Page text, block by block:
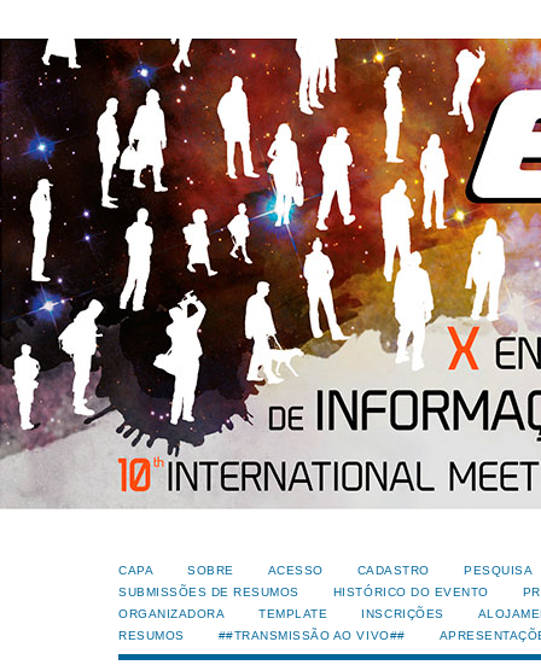
CAPA SOBRE ACESSO CADASTRO
PESQUISA
SUBMISSÕES DE RESUMOS
HISTÓRICO DO EVENTO
ORGANIZADORA
TEMPLATE INSCRIÇÕES
RESUMOS
##TRANSMISSÃO AO VIVO##